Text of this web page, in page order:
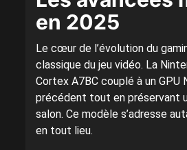
en 2025
Le cœur de l’évolution du
classique du jeu vidéo. La
Cortex A7BC couplé à un
précédent tout en préservant
salon. Ce modèle s’adresse
en tout lieu.